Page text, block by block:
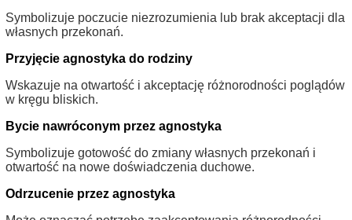
Symbolizuje poczucie niezrozumienia lub brak akceptacji dla
własnych przekonań.
Przyjęcie agnostyka do rodziny
Wskazuje na otwartość i akceptację różnorodności poglądów
w kręgu bliskich.
Bycie nawróconym przez agnostyka
Symbolizuje gotowość do zmiany własnych przekonań i
otwartość na nowe doświadczenia duchowe.
Odrzucenie przez agnostyka